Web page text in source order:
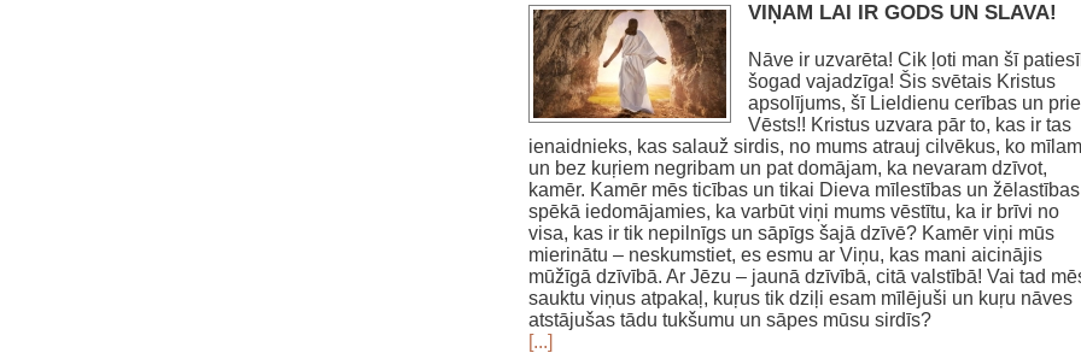
VIŅAM LAI IR GODS UN SLAVA!
Nāve ir uzvarēta! Cik ļoti man šī
šogad vajadzīga! Šis svētais Kristus
apsolījums, šī Lieldienu cerības un
Vēsts!! Kristus uzvara pār to, kas ir tas
ienaidnieks, kas salauž sirdis, no mums atrauj cilvēkus, ko
un bez kuŗiem negribam un pat domājam, ka nevaram dzīvot,
kamēr. Kamēr mēs ticības un tikai Dieva mīlestības un žēlastības
spēkā iedomājamies, ka varbūt viņi mums vēstītu, ka ir brīvi no
visa, kas ir tik nepilnīgs un sāpīgs šajā dzīvē? Kamēr viņi mūs
mierinātu – neskumstiet, es esmu ar Viņu, kas mani aicinājis
mūžīgā dzīvībā. Ar Jēzu – jaunā dzīvībā, citā valstībā! Vai tad
sauktu viņus atpakaļ, kuŗus tik dziļi esam mīlējuši un kuŗu nāves
atstājušas tādu tukšumu un sāpes mūsu sirdīs?
[...]